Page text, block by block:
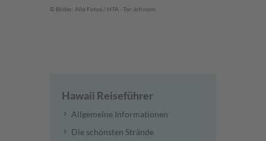
© Bilder: Alle Fotos / HTA - Tor Johnson
Hawaii Reiseführer
Allgemeine Informationen
Die schönsten Strände